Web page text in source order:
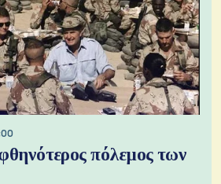
πόλεμος των